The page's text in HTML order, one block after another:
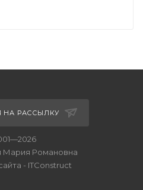
НА РАССЫЛКУ
Мария Романовна
- ITConstruct